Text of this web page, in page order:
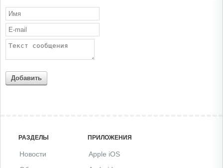
Добавить
РАЗДЕЛЫ
Новости
ПРИЛОЖЕНИЯ
Apple iOS